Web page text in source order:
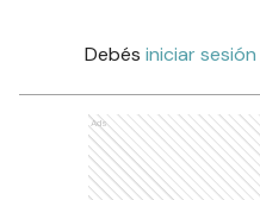
Debés iniciar sesión
Ads